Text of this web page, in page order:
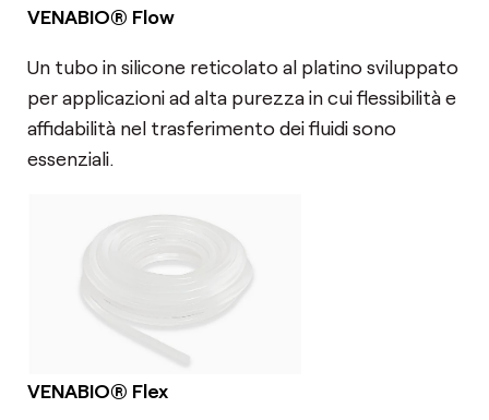
VENABIO® Flow
Un tubo in silicone reticolato al platino sviluppato
per applicazioni ad alta purezza in cui flessibilità e
affidabilità nel trasferimento dei fluidi sono
essenziali.
VENABIO® Flex